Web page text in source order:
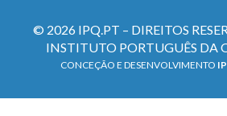
© 2026 IPQ.PT – DIREITOS
INSTITUTO PORTUGUÊS DA
CONCEÇÃO E DESENVOLVIMENTO